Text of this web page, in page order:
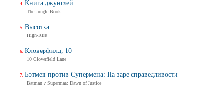
Книга джунглей
The Jungle Book
Высотка
High-Rise
Кловерфилд, 10
10 Cloverfield Lane
Бэтмен против Супермена: На заре справедливости
Batman v Superman: Dawn of Justice